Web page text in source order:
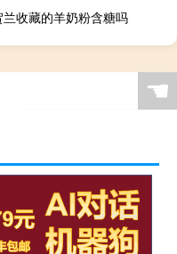
兰收藏的羊奶粉含糖吗
☚